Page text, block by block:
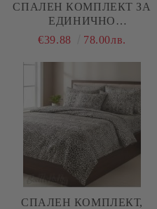
СПАЛЕН КОМПЛЕКТ ЗА
ЕДИНИЧНО
ЛЕГЛО,ЧЕРВЕНИ РОЗИ ,
РАНФОРС, 3 ЧАСТИ
€39.88 78.00лв.
СПАЛЕН КОМПЛЕКТ,